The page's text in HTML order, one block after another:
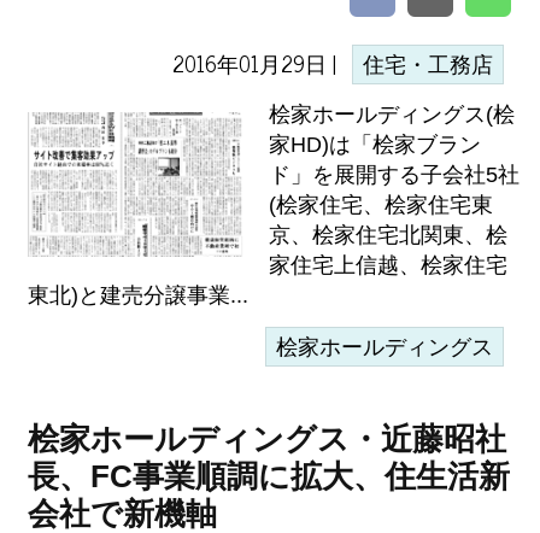
2016年01月29日 | 住宅・工務店
桧家ホールディングス(桧
家HD)は「桧家ブラン
ド」を展開する子会社5社
(桧家住宅、桧家住宅東
京、桧家住宅北関東、桧
家住宅上信越、桧家住宅
東北)と建売分譲事業...
桧家ホールディングス
桧家ホールディングス・近藤昭社
長、FC事業順調に拡大、住生活新
会社で新機軸